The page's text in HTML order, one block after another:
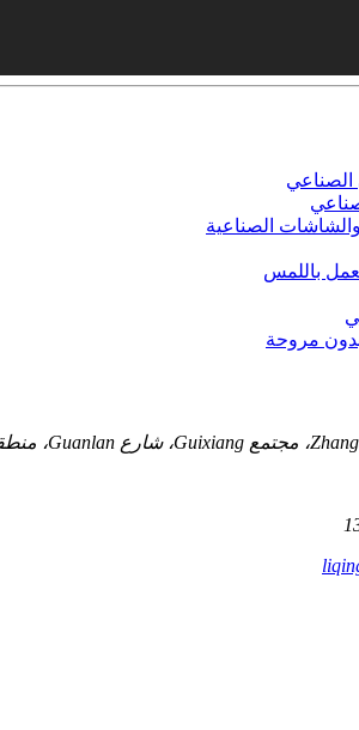
الصناعي
صناعي
الصناعية
باللمس
مروحة